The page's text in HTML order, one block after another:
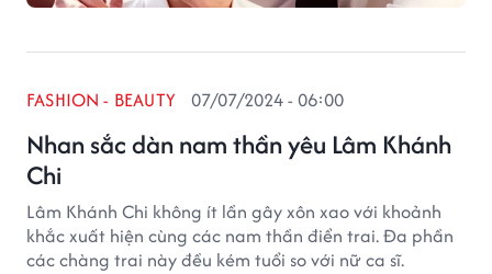
Nhan sắc dàn nam thần yêu Lâm Khánh
Chi
FASHION - BEAUTY 07/07/2024 - 06:00
Lâm Khánh Chi không ít lần gây xôn xao với khoảnh
khắc xuất hiện cùng các nam thần điển trai. Đa phần
các chàng trai này đều kém tuổi so với nữ ca sĩ.